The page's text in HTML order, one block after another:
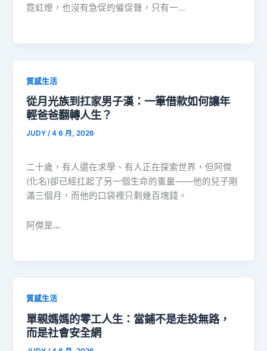
霓虹燈，也沒有急促的催促聲，只有一…
質感生活
從月光族到扛家男子漢：一筆借款如何讓年
輕爸爸翻轉人生？
JUDY/4 6 月, 2026
二十歲，有人還在求學、有人正在探索世界，但阿傑
(化名)卻已經扛起了另一個生命的重量——他的兒子剛
滿三個月，而他的口袋裡只剩幾百塊錢。
阿傑是…
質感生活
單親媽媽的零工人生：當鋪不是走投無路，
而是社會安全網